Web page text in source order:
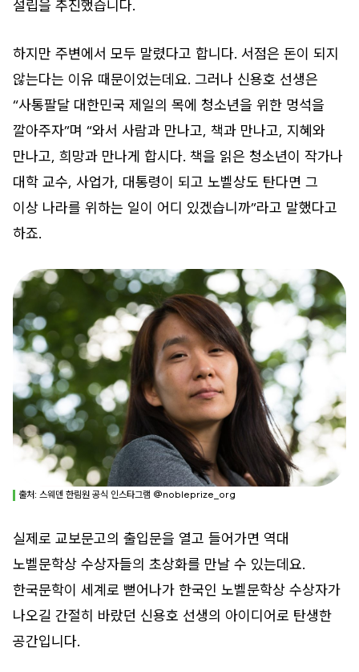
설립을 추진했습니다.
하지만 주변에서 모두 말렸다고 합니다. 서점은 돈이 되지
않는다는 이유 때문이었는데요. 그러나 신용호 선생은
“사통팔달 대한민국 제일의 목에 청소년을 위한 멍석을
깔아주자”며 “와서 사람과 만나고, 책과 만나고, 지혜와
만나고, 희망과 만나게 합시다. 책을 읽은 청소년이 작가나
대학 교수, 사업가, 대통령이 되고 노벨상도 탄다면 그
이상 나라를 위하는 일이 어디 있겠습니까”라고 말했다고
하죠.
출처: 스웨덴 한림원 공식 인스타그램 @nobleprize_org
실제로 교보문고의 출입문을 열고 들어가면 역대
노벨문학상 수상자들의 초상화를 만날 수 있는데요.
한국문학이 세계로 뻗어나가 한국인 노벨문학상 수상자가
나오길 간절히 바랐던 신용호 선생의 아이디어로 탄생한
공간입니다.